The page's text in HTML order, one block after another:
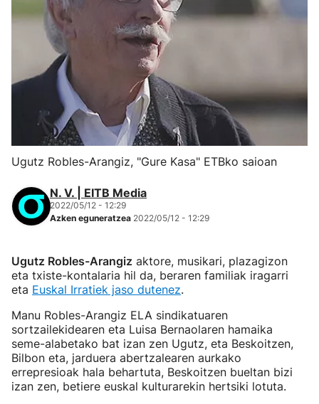
Ugutz Robles-Arangiz, "Gure Kasa" ETBko saioan
N. V. | EITB Media
2022/05/12 - 12:29
Azken eguneratzea 2022/05/12 - 12:29
Ugutz Robles-Arangiz aktore, musikari, plazagizon
eta txiste-kontalaria hil da, beraren familiak iragarri
eta Euskal Irratiek jaso dutenez.
Manu Robles-Arangiz ELA sindikatuaren
sortzailekidearen eta Luisa Bernaolaren hamaika
seme-alabetako bat izan zen Ugutz, eta Beskoitzen,
Bilbon eta, jarduera abertzalearen aurkako
errepresioak hala behartuta, Beskoitzen bueltan bizi
izan zen, betiere euskal kulturarekin hertsiki lotuta.